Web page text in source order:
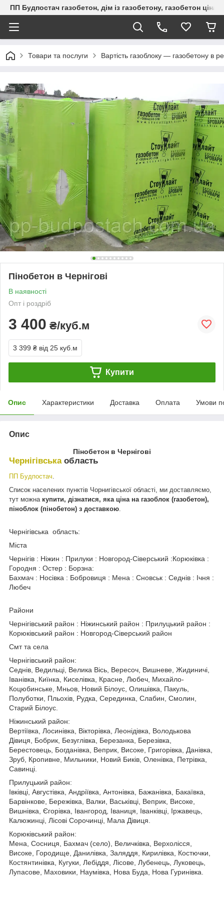
ПП Будпостач газобетон, дім із газобетону, газобетон
Товари та послуги Вартість газоблоку — газобетону в
Пінобетон в Чернігові
В наявності
Опт і роздріб
3 400 ₴/куб.м
3 399 ₴ від 25 куб.м
Купити
Опис Характеристики Доставка Оплата Умови
Опис
Пінобетон в Чернігові
Чернігівська область
ПП Будпостач
Список населених пунктів Чорнигівської області, ми доставляємо,
тут можна купити, дізнатися, яка ціна на газоблок (газобетон),
піноблок (пінобетон) з доставкою
Чернігівська область:
Міста
Чернігів : Ніжин : Прилуки : Новгород-Сіверський :Корюківка :
Городня : Остер : Борзна:
Бахмач : Носівка : Бобровиця : Мена : Сновськ : Седнів : Ічня :
Любеч
Райони
Чернігівський район : Ніжинський район : Прилуцький район :
Корюківський район : Новгород-Сіверський район
Смт та села
Чернігівський район:
Седнів, Ведильці, Велика Вісь, Вересоч, Вишневе, Жидиничі,
Іванівка, Киїнка, Киселівка, Красне, Любеч, Михайло-
Коцюбинське, Мньов, Новий Білоус, Олишівка, Пакуль,
Полуботки, Пльохів, Рудка, Серединка, Слабин, Смолин,
Старий Білоус.
Ніжинський район:
Вертіївка, Лосинівка, Вікторівка, Леонідівка, Володькова
Дівиця, Бобрик, Безуглівка, Березанка, Березівка,
Берестовець, Богданівка, Веприк, Високе, Григорівка, Данівка,
Зруб, Кропивне, Мильники, Новий Биків, Оленівка, Петрівка,
Савинці.
Прилуцький район:
Івківці, Августівка, Андріївка, Антонівка, Бажанівка, Бакаївка,
Барвінкове, Бережівка, Валки, Васьківці, Веприк, Високе,
Вишнівка, Єгорівка, Івангород, Іваниця, Іванківці, Іржавець,
Калюжинці, Лісові Сорочинці, Мала Дівиця.
Корюківський район:
Мена, Сосниця, Бахмач (село), Величківка, Верхолісся,
Високе, Городище, Данилівка, Заляддя, Кирилівка, Костючки,
Костянтинівка, Кугуки, Лебіддя, Лісове, Лубенець, Луковець,
Лупасове, Маховики, Наумівка, Нова Буда, Нова Гуринівка.